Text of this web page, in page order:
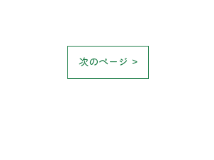
次のページ >